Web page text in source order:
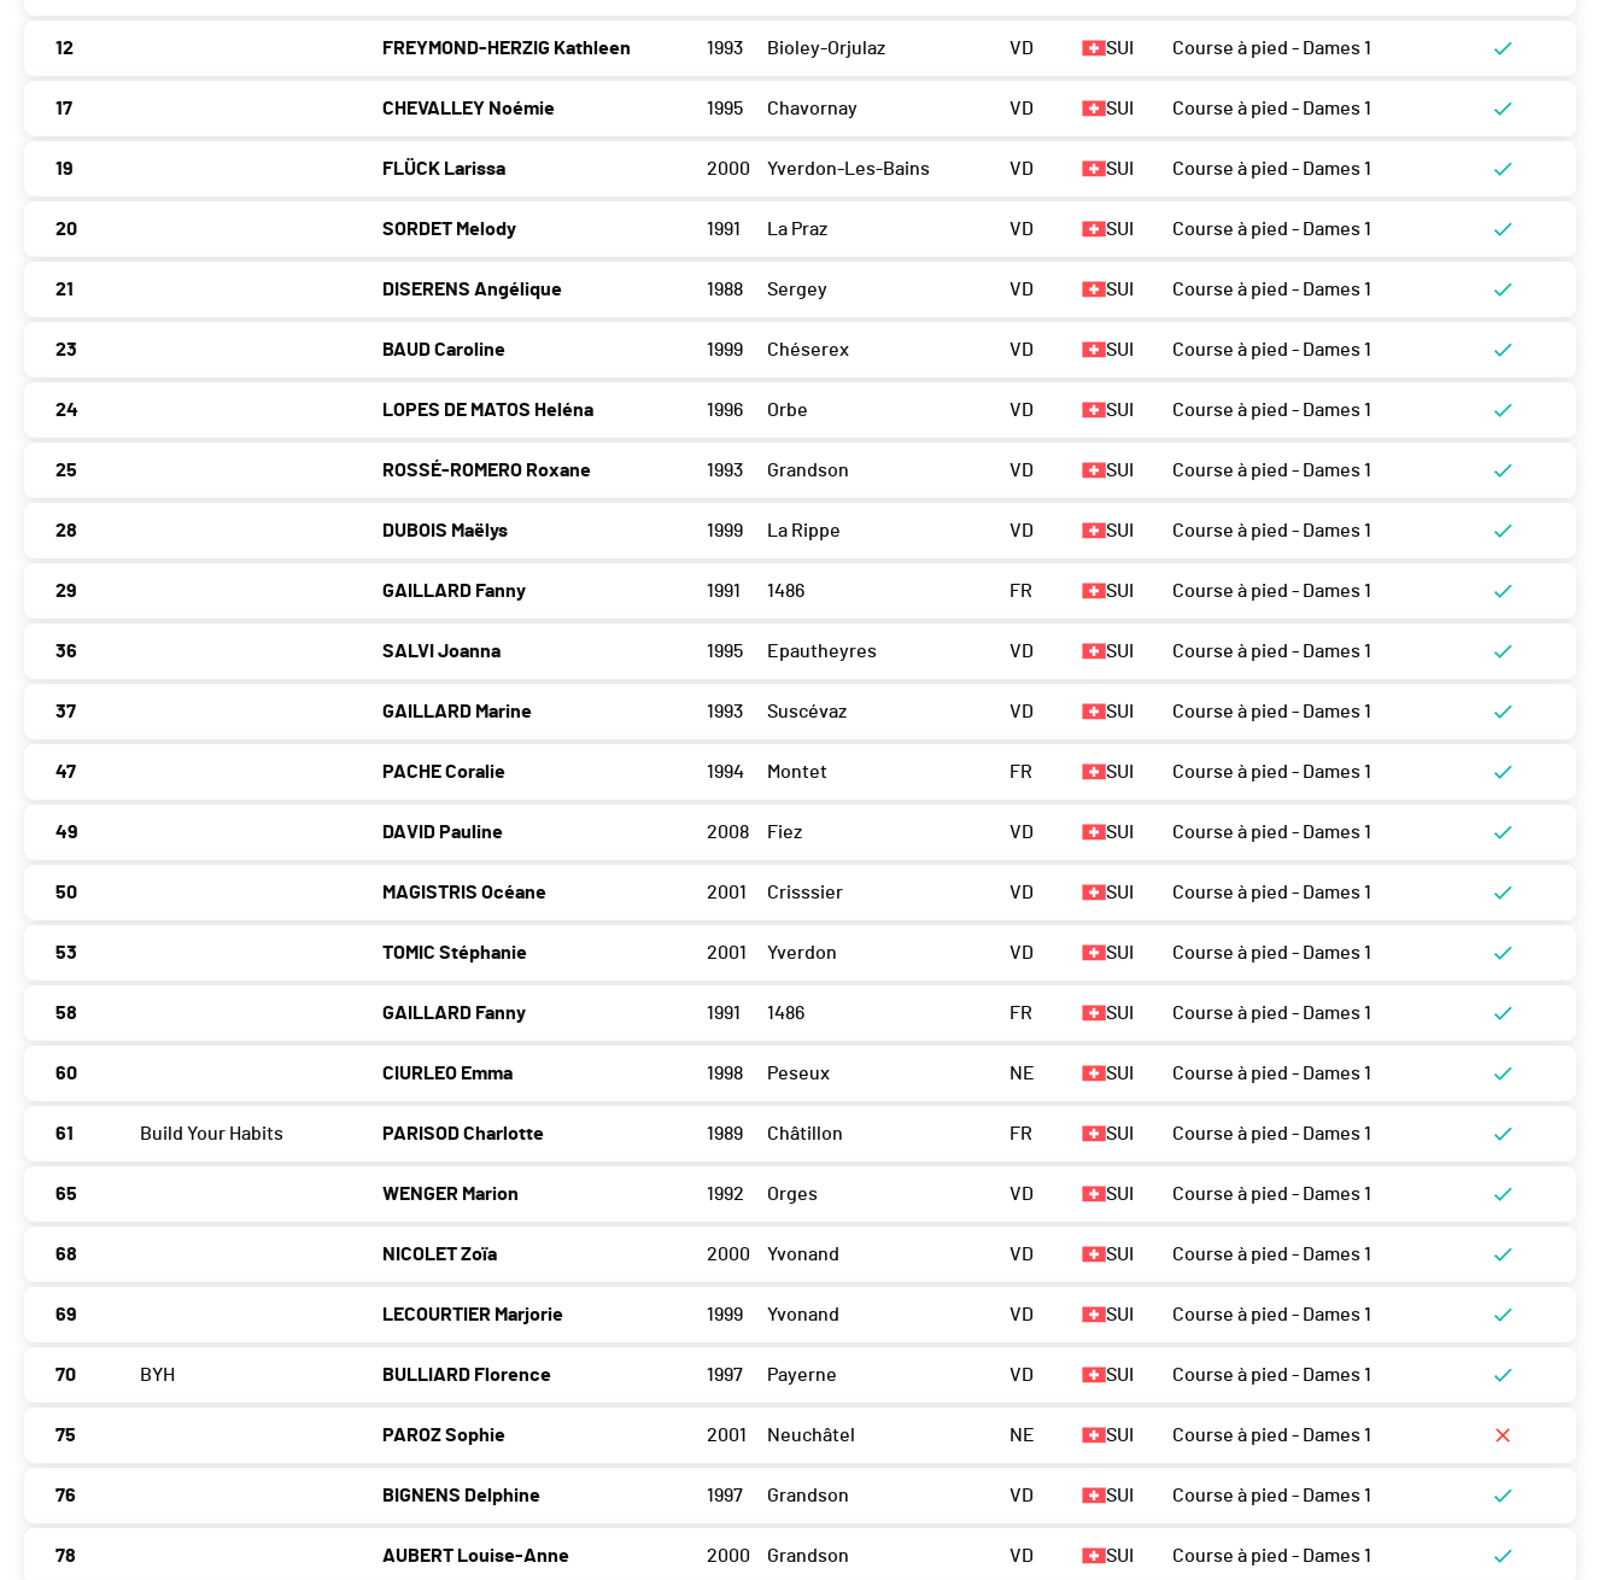
12 FREYMOND-HERZIG Kathleen 1993 Bioley-Orjulaz VD SUI Course à pied - Dames 1
17 CHEVALLEY Noémie 1995 Chavornay VD SUI Course à pied - Dames 1
19 FLÜCK Larissa 2000 Yverdon-Les-Bains VD SUI Course à pied - Dames 1
20 SORDET Melody 1991 La Praz VD SUI Course à pied - Dames 1
21 DISERENS Angélique 1988 Sergey VD SUI Course à pied - Dames 1
23 BAUD Caroline 1999 Chéserex VD SUI Course à pied - Dames 1
24 LOPES DE MATOS Heléna 1996 Orbe VD SUI Course à pied - Dames 1
25 ROSSÉ-ROMERO Roxane 1993 Grandson VD SUI Course à pied - Dames 1
28 DUBOIS Maëlys 1999 La Rippe VD SUI Course à pied - Dames 1
29 GAILLARD Fanny 1991 1486 FR SUI Course à pied - Dames 1
36 SALVI Joanna 1995 Epautheyres VD SUI Course à pied - Dames 1
37 GAILLARD Marine 1993 Suscévaz VD SUI Course à pied - Dames 1
47 PACHE Coralie 1994 Montet FR SUI Course à pied - Dames 1
49 DAVID Pauline 2008 Fiez VD SUI Course à pied - Dames 1
50 MAGISTRIS Océane 2001 Crisssier VD SUI Course à pied - Dames 1
53 TOMIC Stéphanie 2001 Yverdon VD SUI Course à pied - Dames 1
58 GAILLARD Fanny 1991 1486 FR SUI Course à pied - Dames 1
60 CIURLEO Emma 1998 Peseux NE SUI Course à pied - Dames 1
61 Build Your Habits PARISOD Charlotte 1989 Châtillon FR SUI Course à pied - Dames 1
65 WENGER Marion 1992 Orges VD SUI Course à pied - Dames 1
68 NICOLET Zoïa 2000 Yvonand VD SUI Course à pied - Dames 1
69 LECOURTIER Marjorie 1999 Yvonand VD SUI Course à pied - Dames 1
70 BYH BULLIARD Florence 1997 Payerne VD SUI Course à pied - Dames 1
75 PAROZ Sophie 2001 Neuchâtel NE SUI Course à pied - Dames 1
76 BIGNENS Delphine 1997 Grandson VD SUI Course à pied - Dames 1
78 AUBERT Louise-Anne 2000 Grandson VD SUI Course à pied - Dames 1